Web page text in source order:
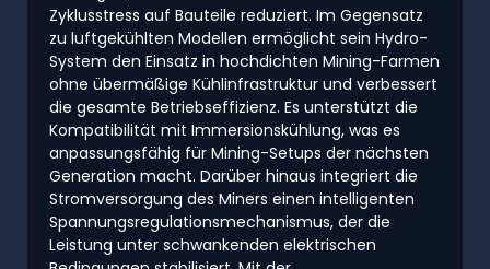
Zyklusstress auf Bauteile reduziert. Im Gegensatz
zu luftgekühlten Modellen ermöglicht sein Hydro-
System den Einsatz in hochdichten Mining-Farmen
ohne übermäßige Kühlinfrastruktur und verbessert
die gesamte Betriebseffizienz. Es unterstützt die
Kompatibilität mit Immersionskühlung, was es
anpassungsfähig für Mining-Setups der nächsten
Generation macht. Darüber hinaus integriert die
Stromversorgung des Miners einen intelligenten
Spannungsregulationsmechanismus, der die
Leistung unter schwankenden elektrischen